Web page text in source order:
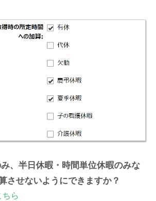
、半日休暇・時間単位休暇のみな
させないようにできますか？
ら